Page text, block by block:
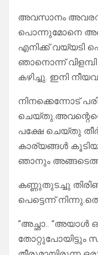
അവസാനം
പൊന്നുമോനെ
എനിക്ക് വയ്യടി
ഞാനൊന്ന്
കഴിച്ചു. ഇനി
നിനക്കെന്നോട്
പക്ഷേ ചെയ്തു
കാര്യങ്ങൾ
ഞാനും
കണ്ണുതുടച്ചു
പെട്ടെന്ന്
“അച്ഛാ.. “അയാൾ
തോറ്റുപോയിട്ടും